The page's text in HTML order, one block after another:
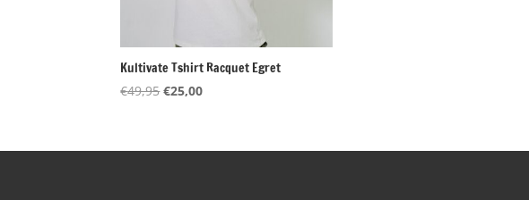
Kultivate Tshirt Racquet Egret
€49,95Oorspronkelijke
€49,95.
€25,00Huidige
€25,00.